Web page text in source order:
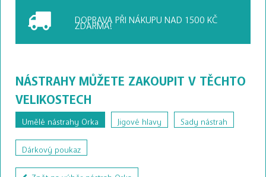
DOPRAVA PŘI NÁKUPU NAD 1500 KČ
ZDARMA!
NÁSTRAHY MŮŽETE ZAKOUPIT V TĚCHTO
VELIKOSTECH
Umělé nástrahy Orka Jigové hlavy Sady nástrah
Dárkový poukaz
Zpět na výběr nástrah Orka